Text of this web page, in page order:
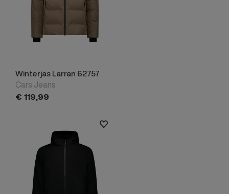
Winterjas Larran 62757
Cars Jeans
€ 119,99